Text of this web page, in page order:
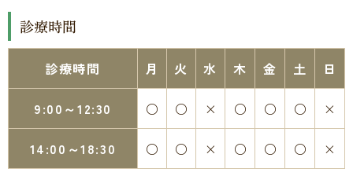
診療時間
診療時間 月 火 水 木 金 土 日
9:00～12:30 ○ ○ × ○ ○ ○ ×
14:00～18:30 ○ ○ × ○ ○ ○
×